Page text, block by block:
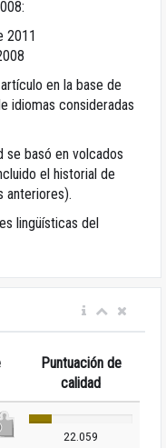
2011
en la base de
idiomas consideradas
se basó en volcados
el historial de
anteriores).
lingüísticas del
Puntuación de
calidad
22.059